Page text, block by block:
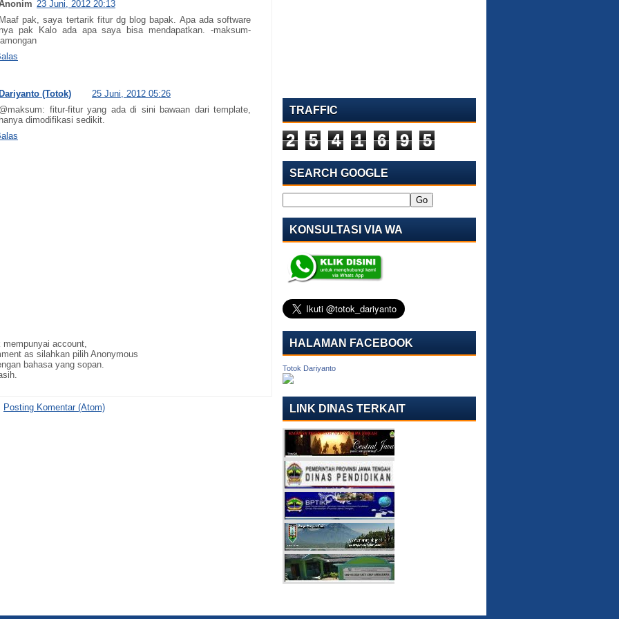
23 Juni, 2012 20:13
pak, saya tertarik fitur dg blog bapak. Apa ada software
pak Kalo ada apa saya bisa mendapatkan. -maksum-
(Totok)
25 Juni, 2012 05:26
fitur-fitur yang ada di sini bawaan dari template,
dimodifikasi sedikit.
mempunyai account,
as silahkan pilih Anonymous
bahasa yang sopan.
Posting Komentar (Atom)
TRAFFIC
2 5 4 1 6 9 5
SEARCH GOOGLE
KONSULTASI VIA WA
HALAMAN FACEBOOK
Totok Dariyanto
LINK DINAS TERKAIT